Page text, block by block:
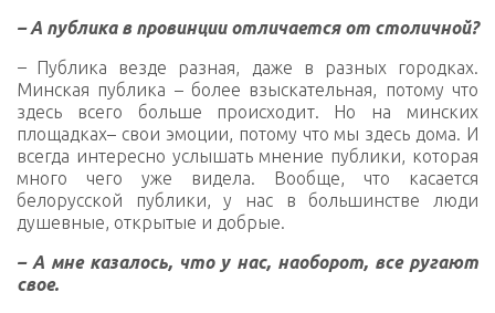
– А публика в провинции отличается от столичной?
–
Публика везде разная, даже в разных городках.
Минская публика – более взыскательная, потому что
здесь всего больше происходит. Но на минских
площадках– свои эмоции, потому что мы здесь дома. И
всегда интересно услышать мнение публики, которая
много чего уже видела. Вообще, что касается
белорусской публики, у нас в большинстве люди
душевные, открытые и добрые.
– А мне казалось, что у нас, наоборот, все ругают
свое.